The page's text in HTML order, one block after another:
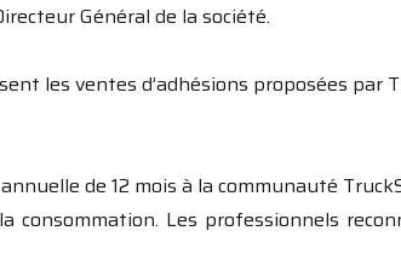
Général de la société.
les ventes d’adhésions proposées
de 12 mois à la communauté
consommation. Les professionnels